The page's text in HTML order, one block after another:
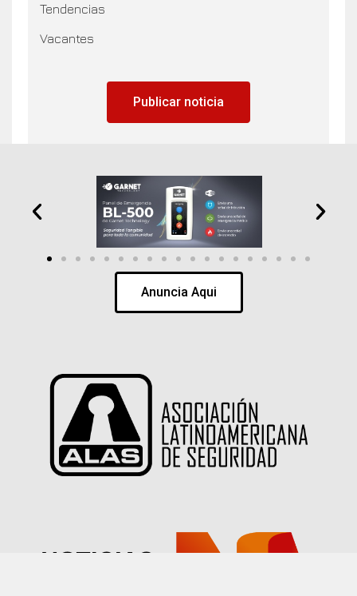
Tendencias
Vacantes
Publicar noticia
Anuncia Aqui